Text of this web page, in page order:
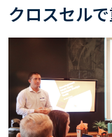
クロスセル